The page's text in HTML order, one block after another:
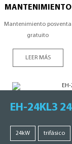
MANTENIMIENTO
Mantenimiento posventa
gratuito
LEER MÁS
24kW trifásico